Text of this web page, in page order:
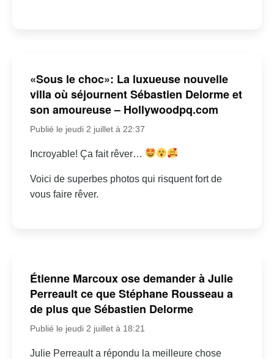
«Sous le choc»: La luxueuse nouvelle
villa où séjournent Sébastien Delorme et
son amoureuse – Hollywoodpq.com
Publié le jeudi 2 juillet à 22:37
Incroyable! Ça fait rêver…
Voici de superbes photos qui risquent fort de
vous faire rêver.
Étienne Marcoux ose demander à Julie
Perreault ce que Stéphane Rousseau a
de plus que Sébastien Delorme
Publié le jeudi 2 juillet à 18:21
Julie Perreault a répondu la meilleure chose